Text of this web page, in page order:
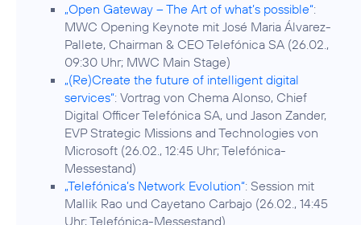
„Open Gateway – The Art of what’s possible“:
MWC Opening Keynote mit José Maria Álvarez-
Pallete, Chairman & CEO Telefónica SA (26.02.,
09:30 Uhr; MWC Main Stage)
„(Re)Create the future of intelligent digital
services“: Vortrag von Chema Alonso, Chief
Digital Officer Telefónica SA, und Jason Zander,
EVP Strategic Missions and Technologies von
Microsoft (26.02., 12:45 Uhr; Telefónica-
Messestand)
„Telefónica’s Network Evolution“: Session mit
Mallik Rao und Cayetano Carbajo (26.02., 14:45
Uhr; Telefónica-Messestand)